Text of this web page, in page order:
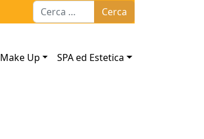
Ricerca per:
Make Up SPA ed Estetica